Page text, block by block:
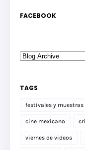
FACEBOOK
TAGS
festivales y muestras
cine mexicano
viernes de videos